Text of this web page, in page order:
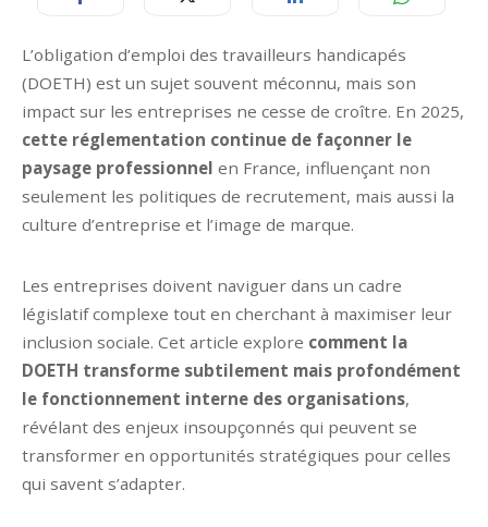
L’obligation d’emploi des travailleurs handicapés
(DOETH) est un sujet souvent méconnu, mais son
impact sur les entreprises ne cesse de croître. En 2025,
cette réglementation continue de façonner le
paysage professionnel en France, influençant non
seulement les politiques de recrutement, mais aussi la
culture d’entreprise et l’image de marque.
Les entreprises doivent naviguer dans un cadre
législatif complexe tout en cherchant à maximiser leur
inclusion sociale. Cet article explore comment la
DOETH transforme subtilement mais profondément
le fonctionnement interne des organisations,
révélant des enjeux insoupçonnés qui peuvent se
transformer en opportunités stratégiques pour celles
qui savent s’adapter.